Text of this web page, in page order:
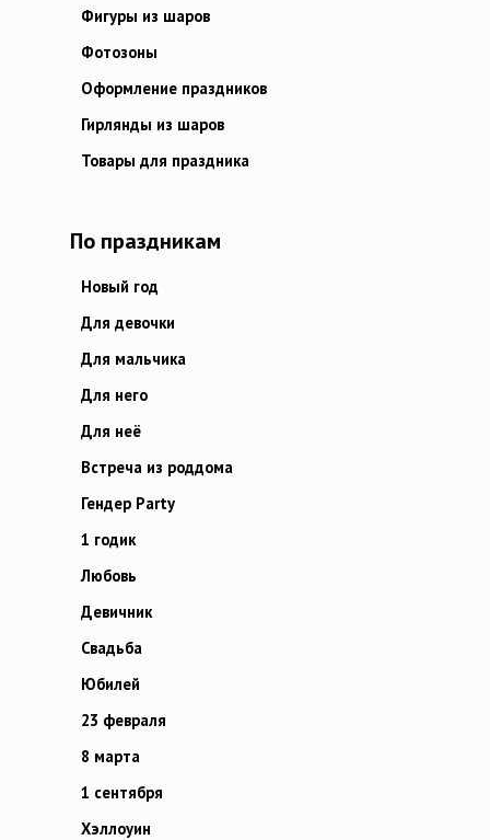
Фигуры из шаров
Фотозоны
Оформление праздников
Гирлянды из шаров
Товары для праздника
По праздникам
Новый год
Для девочки
Для мальчика
Для него
Для неё
Встреча из роддома
Гендер Party
1 годик
Любовь
Девичник
Свадьба
Юбилей
23 февраля
8 марта
1 сентября
Хэллоуин